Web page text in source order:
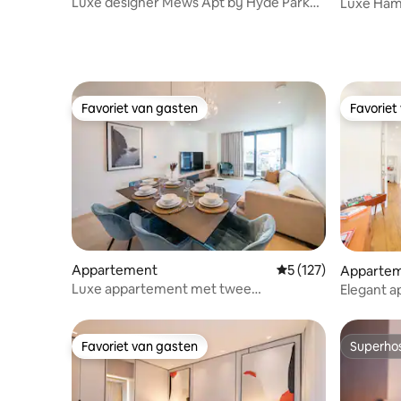
Favoriet van gasten
Favoriet van gasten
Appartement Gemiddelde
5 (127)
Luxe appartement met twee
Elegant
Favoriet van gasten
Favoriet van gasten